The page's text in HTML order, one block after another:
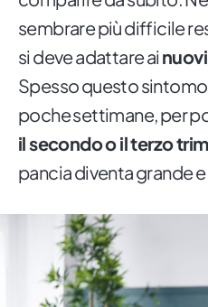
sembrare più difficile
si deve adattare ai
Spesso questo
poche settimane, per
il secondo o il terzo
pancia diventa grande